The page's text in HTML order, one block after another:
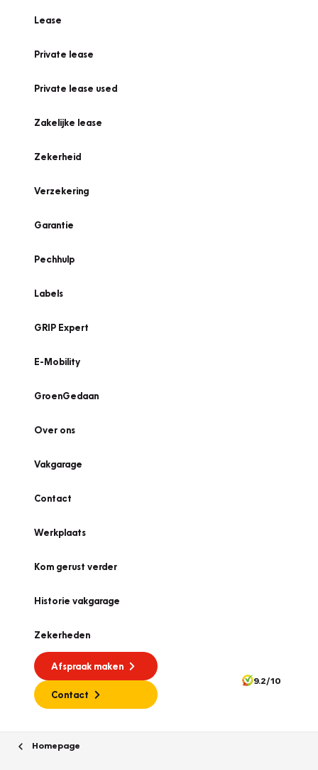
Lease
Private lease
Private lease used
Zakelijke lease
Zekerheid
Verzekering
Garantie
Pechhulp
Labels
GRIP Expert
E-Mobility
GroenGedaan
Over ons
Vakgarage
Contact
Werkplaats
Kom gerust verder
Historie vakgarage
Zekerheden
Afspraak maken
Contact
9.2/10
Homepage